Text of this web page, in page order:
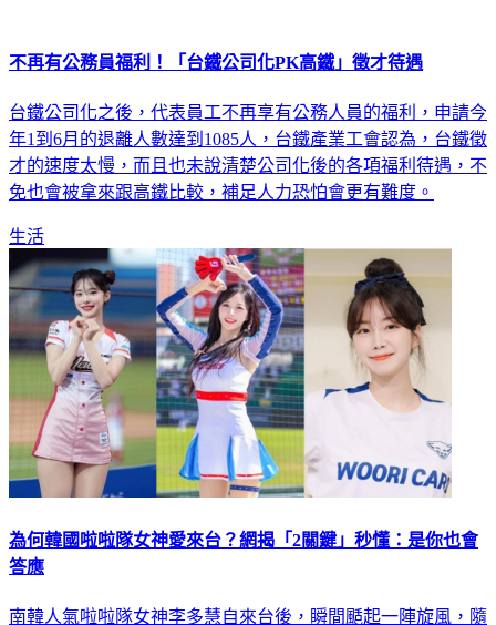
不再有公務員福利！「台鐵公司化PK高鐵」徵才待遇
台鐵公司化之後，代表員工不再享有公務人員的福利，申請今
年1到6月的退離人數達到1085人，台鐵產業工會認為，台鐵徵
才的速度太慢，而且也未說清楚公司化後的各項福利待遇，不
免也會被拿來跟高鐵比較，補足人力恐怕會更有難度。
生活
為何韓國啦啦隊女神愛來台？網揭「2關鍵」秒懂：是你也會
答應
南韓人氣啦啦隊女神李多慧自來台後，瞬間颳起一陣旋風，隨